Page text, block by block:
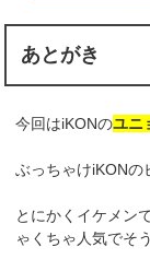
あとがき
今回はiKONのユニ
ぶっちゃけiKONの
とにかくイケメン
ゃくちゃ人気でそ